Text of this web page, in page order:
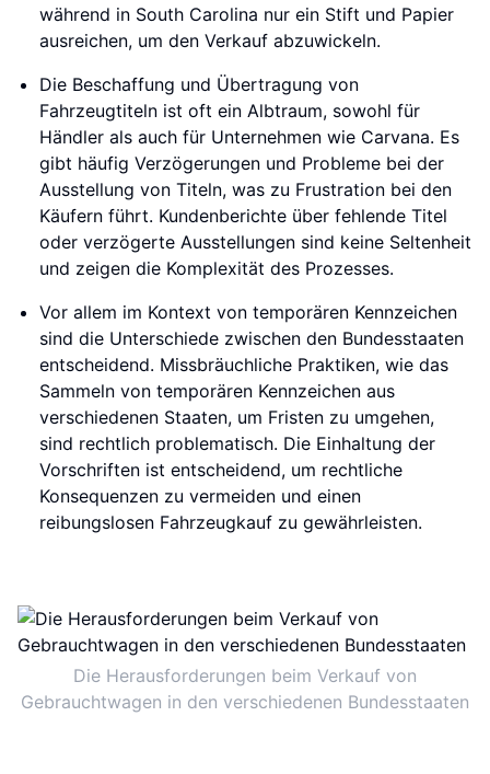
während in South Carolina nur ein Stift und Papier
ausreichen, um den Verkauf abzuwickeln.
Die Beschaffung und Übertragung von
Fahrzeugtiteln ist oft ein Albtraum, sowohl für
Händler als auch für Unternehmen wie Carvana. Es
gibt häufig Verzögerungen und Probleme bei der
Ausstellung von Titeln, was zu Frustration bei den
Käufern führt. Kundenberichte über fehlende Titel
oder verzögerte Ausstellungen sind keine Seltenheit
und zeigen die Komplexität des Prozesses.
Vor allem im Kontext von temporären Kennzeichen
sind die Unterschiede zwischen den Bundesstaaten
entscheidend. Missbräuchliche Praktiken, wie das
Sammeln von temporären Kennzeichen aus
verschiedenen Staaten, um Fristen zu umgehen,
sind rechtlich problematisch. Die Einhaltung der
Vorschriften ist entscheidend, um rechtliche
Konsequenzen zu vermeiden und einen
reibungslosen Fahrzeugkauf zu gewährleisten.
Die Herausforderungen beim Verkauf von
Gebrauchtwagen in den verschiedenen Bundesstaaten